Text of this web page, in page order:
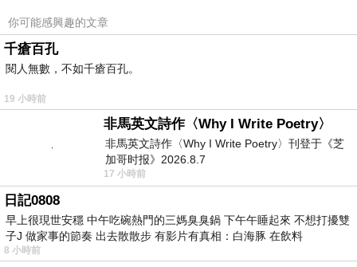
其實傷我最深的不是學校而是家庭，人人都
說家庭是子女的避風港，是溫暖的地方但對我卻
不是，小時候我媽說我很難帶所以我一直住在陳
媽媽家(並不是奶媽而是鄰居)，那時候我媽生三
個，有一個哥哥和弟弟我們都差一歲，一直到我
六歲才回家，這時我又多一個妹妹，總是吵架和
打架，八歲開始學做家事，其實我最不喜歡的就
是煮菜，洗碗，因為打破碗盤會被打，為什麼我
的動作會著麼快，因為我媽要是回來沒做完，還
是會被打，我媽只有國小畢業也根本不會帶小
你可能感興趣的文章
千瘡百孔
閱人無數，不如千瘡百孔。
19 小時前
非馬英文詩作〈Why I Write Poetry〉
非馬英文詩作〈Why I Write Poetry〉刊登于《芝
加哥时报》2026.8.7
17 小時前
日記0808
早上很現世安穩 中午吃碗熱門的三媽臭臭鍋 下午午睡起來 不想打擾雙
子J 做家事的節奏 出去散散步 有影片有真相：白海豚 在飲料
8 小時前